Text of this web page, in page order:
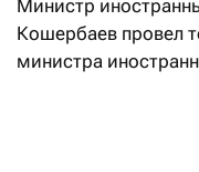
Министр
Кошербаев провел
министра